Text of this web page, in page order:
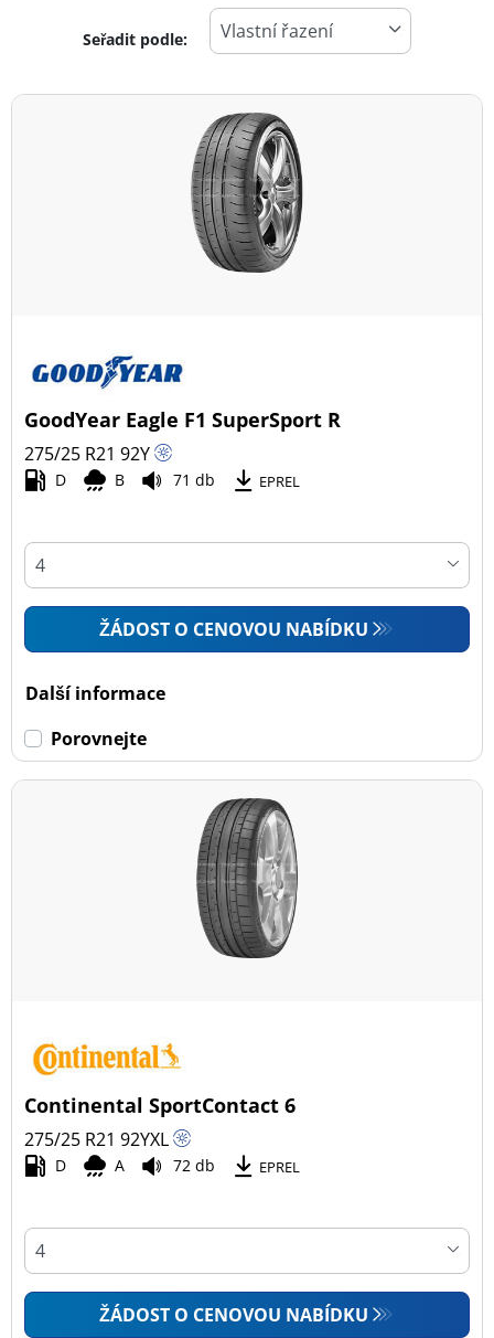
Všechny typy (4)
Typ vozidla
Všechny typy (4)
Osobní vůz (4)
4x4 (0)
Zemědělská technika (0)
Dojezdové
Dojezdové (0)
Ne dojezdové (4)
Seřadit podle:
GoodYear Eagle F1 SuperSport R
275/25 R2192Y
D B 71 db EPREL
ŽÁDOST O CENOVOU NABÍDKU
Další informace
Porovnejte
Continental SportContact 6
275/25 R2192YXL
D A 72 db EPREL
ŽÁDOST O CENOVOU NABÍDKU